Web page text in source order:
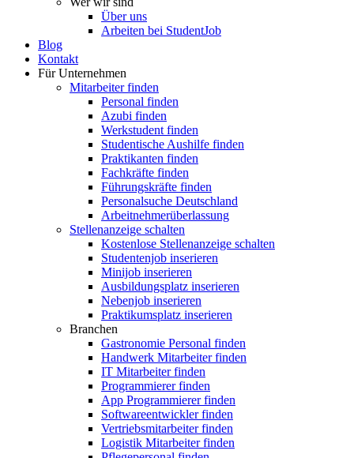
Über uns
Arbeiten bei StudentJob
Blog
Kontakt
Für Unternehmen
Mitarbeiter finden
Personal finden
Azubi finden
Werkstudent finden
Studentische Aushilfe finden
Praktikanten finden
Fachkräfte finden
Führungskräfte finden
Personalsuche Deutschland
Arbeitnehmerüberlassung
Stellenanzeige schalten
Kostenlose Stellenanzeige schalten
Studentenjob inserieren
Minijob inserieren
Ausbildungsplatz inserieren
Nebenjob inserieren
Praktikumsplatz inserieren
Branchen
Gastronomie Personal finden
Handwerk Mitarbeiter finden
IT Mitarbeiter finden
Programmierer finden
App Programmierer finden
Softwareentwickler finden
Vertriebsmitarbeiter finden
Logistik Mitarbeiter finden